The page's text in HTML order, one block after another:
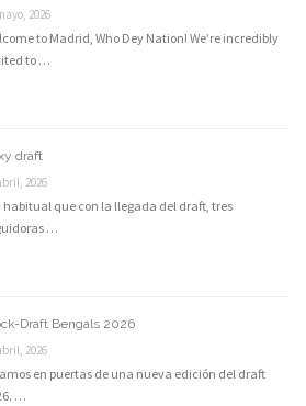
2026
to Madrid, Who Dey Nation! We’re incredibly
to …
draft
2026
habitual que con la llegada del draft, tres
…
Draft Bengals 2026
2026
en puertas de una nueva edición del draft
…